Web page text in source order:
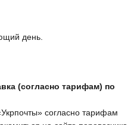
день.
(согласно тарифам) по
согласно тарифам